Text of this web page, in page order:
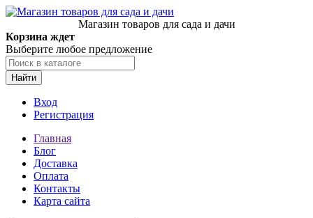
Магазин товаров для сада и дачи
Корзина ждет
Выберите любое предложение
Найти
Вход
Регистрация
Главная
Блог
Доставка
Оплата
Контакты
Карта сайта